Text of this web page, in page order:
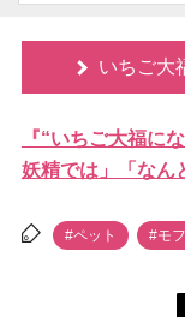
いちご大
『“いちご大福に
妖精では」「なん
#ペット #モ